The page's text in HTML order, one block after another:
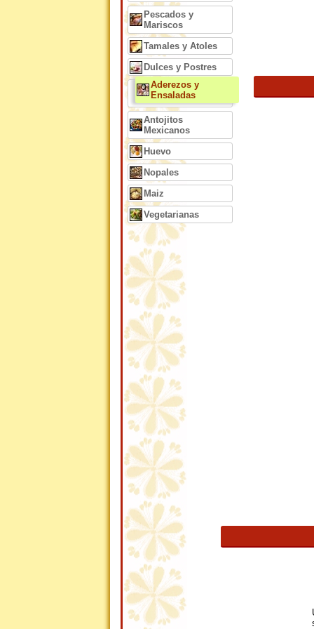
Pescados y
Mariscos
Tamales y Atoles
Dulces y Postres
Aderezos y
Ensaladas
Antojitos
Mexicanos
Huevo
Nopales
Maiz
Vegetarianas